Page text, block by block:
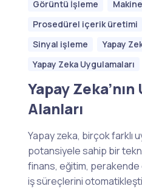
Görüntü İşleme
Prosedürel içerik üretimi
Sinyal işleme
Yapay
Yapay Zeka Uygulamaları
Yapay
Alanları
Yapay zeka, birçok farklı
potansiyele sahip bir
finans, eğitim,
iş süreçlerini